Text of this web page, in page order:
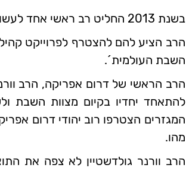
בשנת 2013 החליט רב ראשי אחד לעשות מעשה שיגביר את האחדות ויחזק את המכנה המשותף בקרב יהודי ארצו.
הרב הציע להם להצטרף לפרוייקט
השבת העולמית´.
הרב הראשי של דרום אפריקה, הרב
להתאחד יחדיו בקיום מצוות השבת
המגזרים הצטרפו רוב יהודי דרום
מהו.
הרב וורנר גולדשטיין לא צפה את